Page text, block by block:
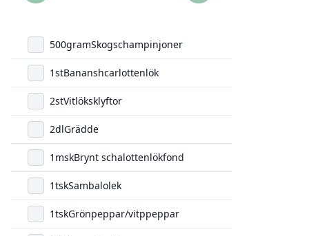
500gramSkogschampinjoner
1stBananshcarlottenlök
2stVitlöksklyftor
2dlGrädde
1 mskBrynt schalottenlökfond
1tskSambalolek
1tskGrönpeppar/vitppeppar